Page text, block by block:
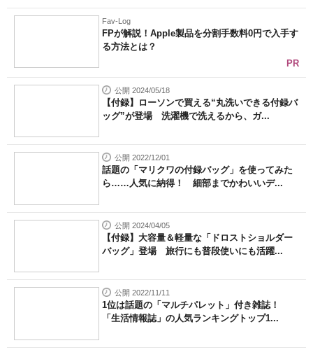
Fav-Log
FPが解説！Apple製品を分割手数料0円で入手す
る方法とは？
PR
公開 2024/05/18
【付録】ローソンで買える“丸洗いできる付録バ
ッグ”が登場 洗濯機で洗えるから、ガ...
公開 2022/12/01
話題の「マリクワの付録バッグ」を使ってみた
ら……人気に納得！ 細部までかわいいデ...
公開 2024/04/05
【付録】大容量＆軽量な「ドロストショルダー
バッグ」登場 旅行にも普段使いにも活躍...
公開 2022/11/11
1位は話題の「マルチパレット」付き雑誌！
「生活情報誌」の人気ランキングトップ1...